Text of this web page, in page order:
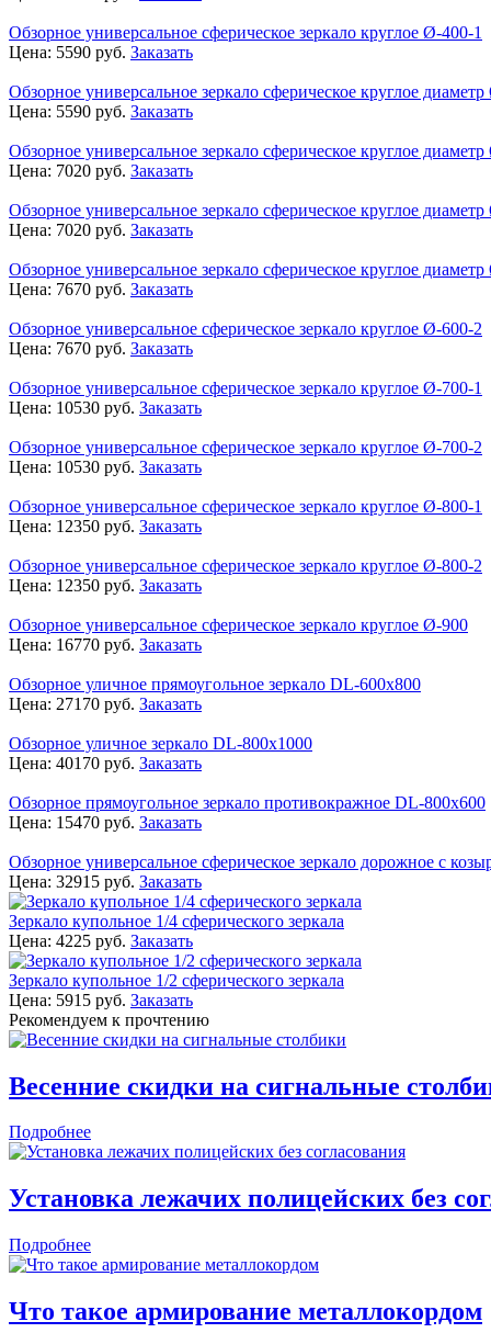
Обзорное универсальное сферическое зеркало круглое Ø-400-1
Цена: 5590 руб. Заказать
Обзорное универсальное зеркало сферическое круглое
Цена: 5590 руб. Заказать
Обзорное универсальное зеркало сферическое круглое
Цена: 7020 руб. Заказать
Обзорное универсальное зеркало сферическое круглое
Цена: 7020 руб. Заказать
Обзорное универсальное зеркало сферическое круглое
Цена: 7670 руб. Заказать
Обзорное универсальное сферическое зеркало круглое Ø-600-2
Цена: 7670 руб. Заказать
Обзорное универсальное сферическое зеркало круглое Ø-700-1
Цена: 10530 руб. Заказать
Обзорное универсальное сферическое зеркало круглое Ø-700-2
Цена: 10530 руб. Заказать
Обзорное универсальное сферическое зеркало круглое Ø-800-1
Цена: 12350 руб. Заказать
Обзорное универсальное сферическое зеркало круглое Ø-800-2
Цена: 12350 руб. Заказать
Обзорное универсальное сферическое зеркало круглое Ø-900
Цена: 16770 руб. Заказать
Обзорное уличное прямоугольное зеркало DL-600х800
Цена: 27170 руб. Заказать
Обзорное уличное зеркало DL-800х1000
Цена: 40170 руб. Заказать
Обзорное прямоугольное зеркало противокражное DL-800х600
Цена: 15470 руб. Заказать
Обзорное универсальное сферическое зеркало дорожное с
Цена: 32915 руб. Заказать
Зеркало купольное 1/4 сферического зеркала
Цена: 4225 руб. Заказать
Зеркало купольное 1/2 сферического зеркала
Цена: 5915 руб. Заказать
Рекомендуем к прочтению
Весенние скидки на сигнальные
Подробнее
Установка лежачих полицейских без
Подробнее
Что такое армирование металлокордом